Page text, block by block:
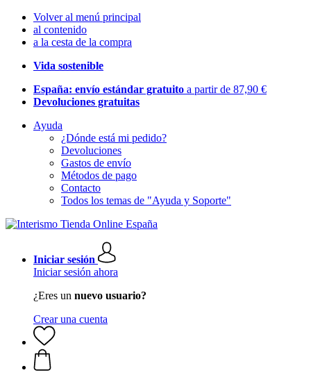
Volver al menú principal
al contenido
a la cesta de la compra
Vida sostenible
España: envío estándar gratuito a partir de 87,90 €
Devoluciones gratuitas
Ayuda
¿Dónde está mi pedido?
Devoluciones
Gastos de envío
Métodos de pago
Contacto
Todos los temas de "Ayuda y Soporte"
Iniciar sesión
Iniciar sesión ahora
¿Eres un nuevo usuario?
Crear una cuenta